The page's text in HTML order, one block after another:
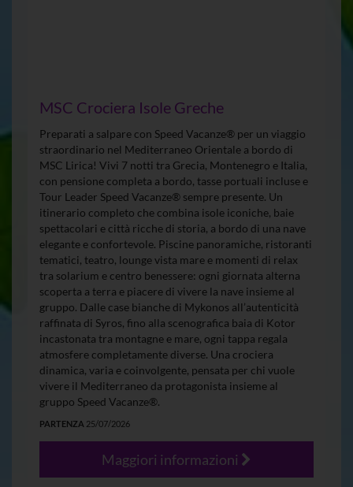
MSC Crociera Isole Greche
Preparati a salpare con Speed Vacanze® per un viaggio
straordinario nel Mediterraneo Orientale a bordo di
MSC Lirica! Vivi 7 notti tra Grecia, Montenegro e Italia,
con pensione completa a bordo, tasse portuali incluse e
Tour Leader Speed Vacanze® sempre presente. Un
itinerario completo che combina isole iconiche, baie
spettacolari e città ricche di storia, a bordo di una nave
elegante e confortevole. Piscine panoramiche, ristoranti
tematici, teatro, lounge vista mare e momenti di relax
tra solarium e centro benessere: ogni giornata alterna
scoperta a terra e piacere di vivere la nave insieme al
gruppo. Dalle case bianche di Mykonos all’autenticità
raffinata di Syros, fino alla scenografica baia di Kotor
incastonata tra montagne e mare, ogni tappa regala
atmosfere completamente diverse. Una crociera
dinamica, varia e coinvolgente, pensata per chi vuole
vivere il Mediterraneo da protagonista insieme al
gruppo Speed Vacanze®.
PARTENZA 25/07/2026
Maggiori informazioni